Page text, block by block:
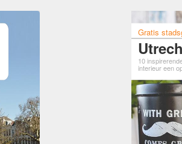
Gratis
10
interieur een